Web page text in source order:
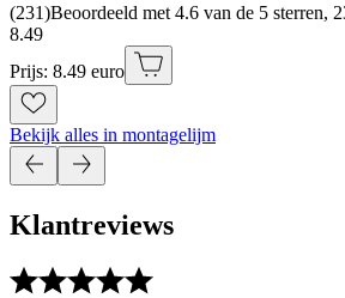
(231)Beoordeeld met 4.6 van de 5 sterren,
8.49
Prijs: 8.49 euro
Bekijk alles in montagelijm
Klantreviews